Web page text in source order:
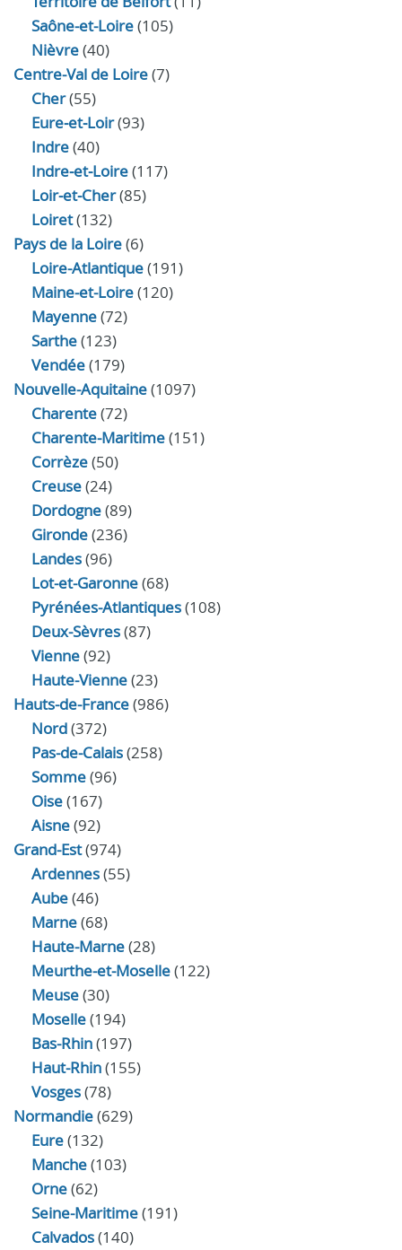
Saône-et-Loire(105)
Nièvre(40)
Centre-Val de Loire(7)
Cher(55)
Eure‑et‑Loir(93)
Indre(40)
Indre‑et‑Loire(117)
Loir‑et‑Cher(85)
Loiret(132)
Pays de la Loire(6)
Loire-Atlantique(191)
Maine-et-Loire(120)
Mayenne(72)
Sarthe(123)
Vendée(179)
Nouvelle-Aquitaine(1097)
Charente(72)
Charente-Maritime(151)
Corrèze(50)
Creuse(24)
Dordogne(89)
Gironde(236)
Landes(96)
Lot-et-Garonne(68)
Pyrénées-Atlantiques(108)
Deux-Sèvres(87)
Vienne(92)
Haute-Vienne(23)
Hauts-de-France(986)
Nord(372)
Pas-de-Calais(258)
Somme(96)
Oise(167)
Aisne(92)
Grand-Est(974)
Ardennes(55)
Aube(46)
Marne(68)
Haute-Marne(28)
Meurthe-et-Moselle(122)
Meuse(30)
Moselle(194)
Bas-Rhin(197)
Haut-Rhin(155)
Vosges(78)
Normandie(629)
Eure(132)
Manche(103)
Orne(62)
Seine-Maritime(191)
Calvados(140)